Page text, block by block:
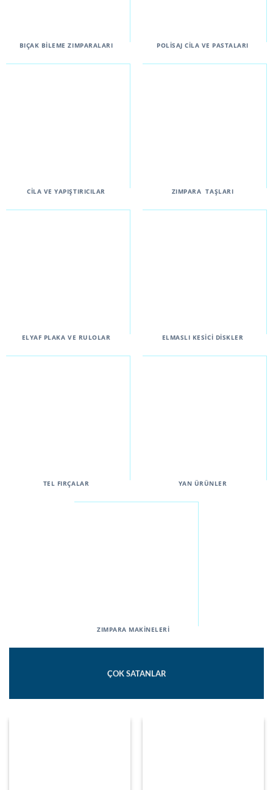
BIÇAK BİLEME ZIMPARALARI POLİSAJ CİLA VE PASTALARI
CİLA VE YAPIŞTIRICILAR ZIMPARA TAŞLARI
ELYAF PLAKA VE RULOLAR ELMASLI KESİCİ DİSKLER
TEL FIRÇALAR YAN ÜRÜNLER
ZIMPARA MAKİNELERİ
ÇOK SATANLAR